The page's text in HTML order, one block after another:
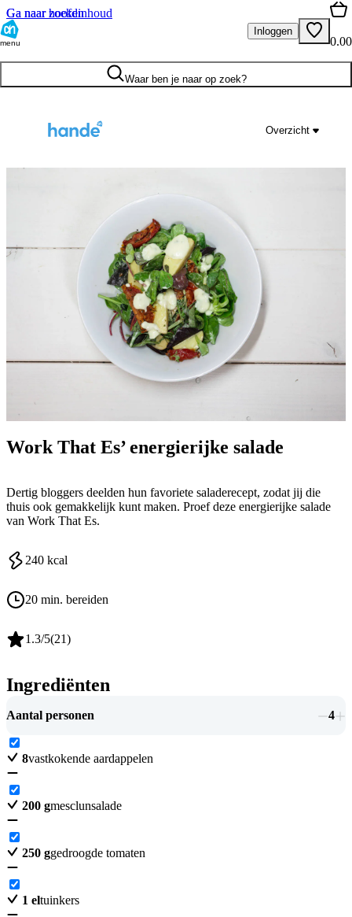
Ga naar hoofdinhoud
Ga naar zoeken
menu
Inloggen
0.00
Waar ben je naar op zoek?
Overzicht
Work That Es’ energierijke salade
Dertig bloggers deelden hun favoriete saladerecept, zodat jij die
thuis ook gemakkelijk kunt maken. Proef deze energierijke salade
van Work That Es.
240 kcal
20 min. bereiden
1.3/5(21)
Ingrediënten
Aantal personen 4
8vastkokende aardappelen
200 gmesclunsalade
250 ggedroogde tomaten
1 eltuinkers